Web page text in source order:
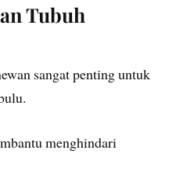
Tubuh
sangat penting untuk
menghindari